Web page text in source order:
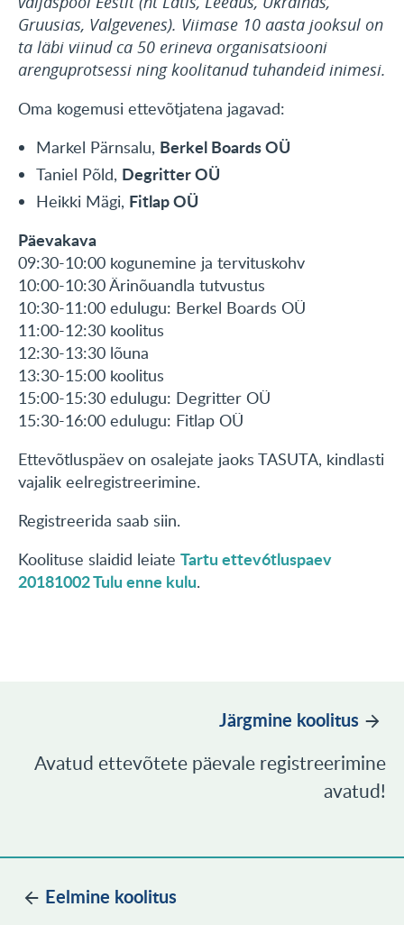
Gruusias, Valgevenes). Viimase 10 aasta jooksul on
ta läbi viinud ca 50 erineva organisatsiooni
arenguprotsessi ning koolitanud tuhandeid inimesi.
Oma kogemusi ettevõtjatena jagavad:
Markel Pärnsalu, Berkel Boards OÜ
Taniel Põld, Degritter OÜ
Heikki Mägi, Fitlap OÜ
Päevakava
09:30-10:00 kogunemine ja tervituskohv
10:00-10:30 Ärinõuandla tutvustus
10:30-11:00 edulugu: Berkel Boards OÜ
11:00-12:30 koolitus
12:30-13:30 lõuna
13:30-15:00 koolitus
15:00-15:30 edulugu: Degritter OÜ
15:30-16:00 edulugu: Fitlap OÜ
Ettevõtluspäev on osalejate jaoks TASUTA, kindlasti
vajalik eelregistreerimine.
Registreerida saab siin.
Koolituse slaidid leiate Tartu ettev6tluspaev
20181002 Tulu enne kulu.
Järgmine koolitus
Avatud ettevõtete päevale registreerimine
avatud!
Eelmine koolitus